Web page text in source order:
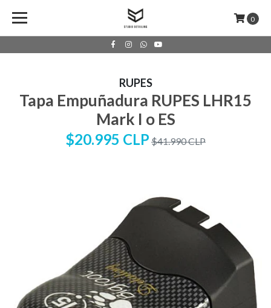
0
RUPES
Tapa Empuñadura RUPES LHR15
Mark I o ES
$20.995 CLP $41.990 CLP